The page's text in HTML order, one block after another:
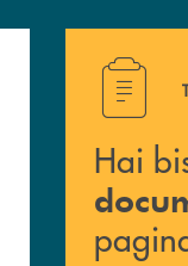
! Hai
Hai